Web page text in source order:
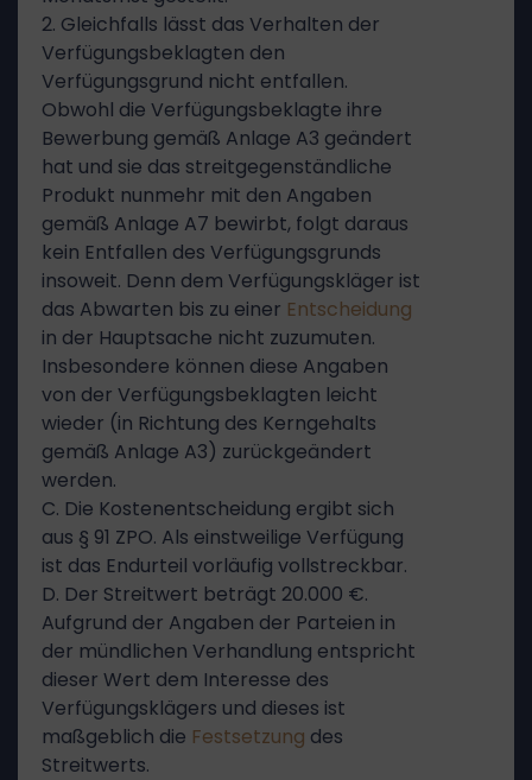
2. Gleichfalls lässt das Verhalten der
Verfügungsbeklagten den
Verfügungsgrund nicht entfallen.
Obwohl die Verfügungsbeklagte ihre
Bewerbung gemäß Anlage A3 geändert
hat und sie das streitgegenständliche
Produkt nunmehr mit den Angaben
gemäß Anlage A7 bewirbt, folgt daraus
kein Entfallen des Verfügungsgrunds
insoweit. Denn dem Verfügungskläger ist
das Abwarten bis zu einer Entscheidung
in der Hauptsache nicht zuzumuten.
Insbesondere können diese Angaben
von der Verfügungsbeklagten leicht
wieder (in Richtung des Kerngehalts
gemäß Anlage A3) zurückgeändert
werden.
C. Die Kostenentscheidung ergibt sich
aus § 91 ZPO. Als einstweilige Verfügung
ist das Endurteil vorläufig vollstreckbar.
D. Der Streitwert beträgt 20.000 €.
Aufgrund der Angaben der Parteien in
der mündlichen Verhandlung entspricht
dieser Wert dem Interesse des
Verfügungsklägers und dieses ist
maßgeblich die Festsetzung des
Streitwerts.